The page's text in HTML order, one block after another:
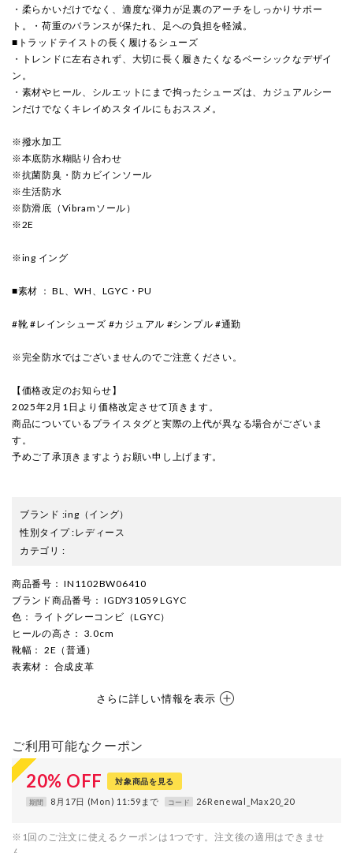
・柔らかいだけでなく、適度な弾力が足裏のアーチをしっかりサポー
ト。・荷重のバランスが保たれ、足への負担を軽減。
■トラッドテイストの長く履けるシューズ
・トレンドに左右されず、大切に長く履きたくなるベーシックなデザイ
ン。
・素材やヒール、シルエットにまで拘ったシューズは、カジュアルシー
ンだけでなくキレイめスタイルにもおススメ。
※撥水加工
※本底防水糊貼り合わせ
※抗菌防臭・防カビインソール
※生活防水
※防滑底（Vibramソール）
※2E
※ing イング
■素材 ： BL、WH、LGYC・PU
#靴 #レインシューズ #カジュアル #シンプル #通勤
※完全防水ではございませんのでご注意ください。
【価格改定のお知らせ】
2025年2月1日より価格改定させて頂きます。
商品についているプライスタグと実際の上代が異なる場合がございま
す。
予めご了承頂きますようお願い申し上げます。
ブランド :ing （イング）
性別タイプ:レディース
カテゴリ :
商品番号 ： IN1102BW06410
ブランド商品番号 ： IGDY31059 LGYC
色 ： ライトグレーコンビ（LGYC）
ヒールの高さ ： 3.0cm
靴幅 ： 2E（普通）
表素材 ： 合成皮革
さらに詳しい情報を表示
ご利用可能なクーポン
20% OFF 対象商品を見る
期間 8月17日 (Mon) 11:59まで コード 26Renewal_Max20_20
※1回のご注文に使えるクーポンは1つです。注文後の適用はできませ